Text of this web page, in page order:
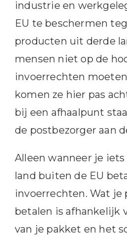
industrie en
EU te beschermen
producten uit derde
mensen niet op de
invoerrechten
komen ze hier pas
bij een afhaalpunt
de postbezorger aan
Alleen wanneer je
land buiten de EU
invoerrechten. Wat je
betalen is afhankelijk
van je pakket en het